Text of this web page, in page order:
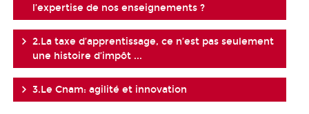
l’expertise de nos enseignements ?
2.La taxe d’apprentissage, ce n’est pas seulement
une histoire d’impôt ...
3.Le Cnam: agilité et innovation